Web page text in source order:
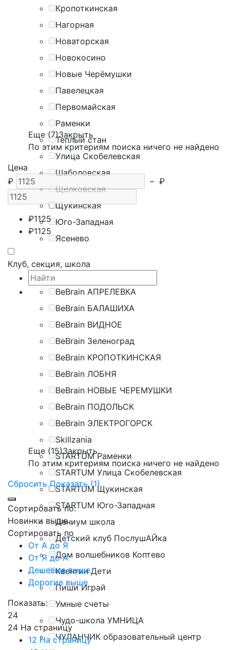
Кропоткинская
Нагорная
Новаторская
Новокосино
Новые Черёмушки
Павелецкая
Первомайская
Раменки
Теплый стан
Улица Скобелевская
Шаболовская
Щелковская
Щукинская
Юго-Западная
Ясенево
Еще (7)Закрыть
По этим критериям поиска ничего не найдено
Цена
₽
– ₽
₽1125
₽1125
Клуб, секция, школа
BeBrain АПРЕЛЕВКА
BeBrain БАЛАШИХА
BeBrain ВИДНОЕ
BeBrain Зеленоград
BeBrain КРОПОТКИНСКАЯ
BeBrain ЛОБНЯ
BeBrain НОВЫЕ ЧЕРЕМУШКИ
BeBrain ПОДОЛЬСК
BeBrain ЭЛЕКТРОГОРСК
Skillzania
STARTUM Раменки
STARTUM Улица Скобелевская
STARTUM Щукинская
STARTUM Юго-Западная
Дениум школа
Детский клуб ПослушАЙка
Дом волшебников Коптево
Квентин Дети
Пиши Играй
Умные счеты
Чудо-школа УМНИЦА
ЧУЛАНЧИК образовательный центр
Еще (15)Закрыть
По этим критериям поиска ничего не найдено
Сбросить Показать (1)
Сортировать по:
Новинки выше
Сортировать по
От А до Я
От Я до А
Дешевые выше
Дорогие выше
Показать:
24
24 На страницу
12 На страницу